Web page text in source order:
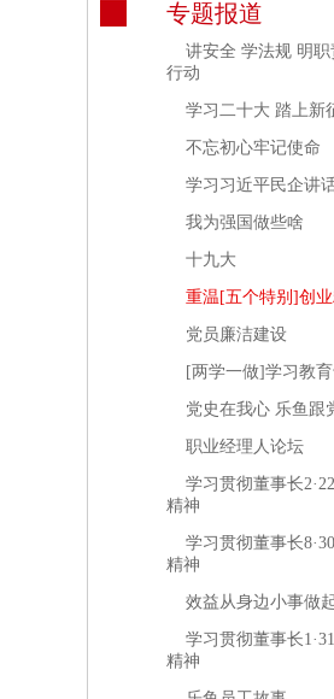
专题报道
讲安全 学法规 明职
行动
学习二十大 踏上新
不忘初心牢记使命
学习习近平民企讲
我为强国做些啥
十九大
重温[五个特别]创
党员廉洁建设
[两学一做]学习教
党史在我心 乐鱼跟
职业经理人论坛
学习贯彻董事长
精神
学习贯彻董事长
精神
效益从身边小事做
学习贯彻董事长
精神